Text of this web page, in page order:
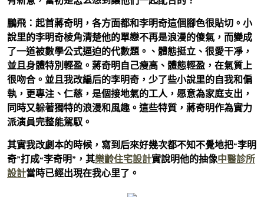
鵬飛： 起首蔣奇明，各方面都和李明奇這個腳色很貼切。小
說里的李明奇棱角清楚他的單戀不再是浪漫的傻氣，而變成
了一道被數學公式逼迫的代數題。、體態挺立、很愛干凈，
並且身體特別輕盈。蔣奇明自己瘦高、體態輕盈，在氣質上
很吻合。並且我改編后的李明奇，少了些小說里的自我和偏
執，更專注、仁慈，是個接地氣的工人，愿意為家庭支出，
同時又躲著獨特的浪漫和風趣。這些特質，蔣奇明作為實力
派演員完整能駕馭。
其實我改劇本的時候，寫到后來好幾次都不知不覺地把“李明
奇”打成“李奇明”，其樂齡住宅設計實說明他的抽像中醫診所
設計當時已經出現在我心里了。